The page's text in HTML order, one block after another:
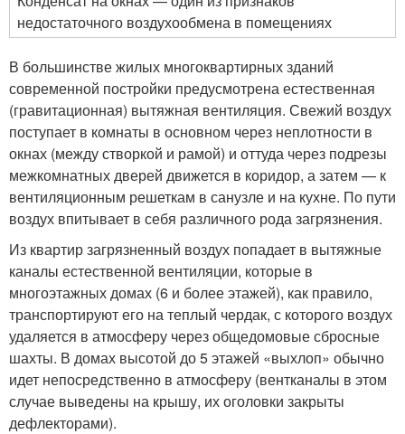
недостаточного воздухообмена в помещениях
В большинстве жилых многоквартирных зданий
современной постройки предусмотрена естественная
(гравитационная) вытяжная вентиляция. Свежий воздух
поступает в комнаты в основном через неплотности в
окнах (между створкой и рамой) и оттуда через подрезы
межкомнатных дверей движется в коридор, а затем — к
вентиляционным решеткам в санузле и на кухне. По пути
воздух впитывает в себя различного рода загрязнения.
Из квартир загрязненный воздух попадает в вытяжные
каналы естественной вентиляции, которые в
многоэтажных домах (6 и более этажей), как правило,
транспортируют его на теплый чердак, с которого воздух
удаляется в атмосферу через общедомовые сбросные
шахты. В домах высотой до 5 этажей «выхлоп» обычно
идет непосредственно в атмосферу (вентканалы в этом
случае выведены на крышу, их оголовки закрыты
дефлекторами).